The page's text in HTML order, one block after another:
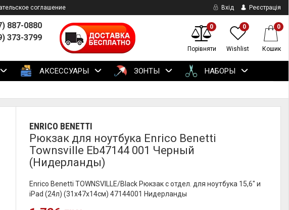
соглашение Вхід Реєстрація
887-0880
373-3799
0
Порівняти
0
Wishlist
0
Кошик
АКСЕССУАРЫ ЗОНТЫ НАБОРЫ
ENRICO BENETTI
Рюкзак для ноутбука Enrico Benetti
Townsville Eb47144 001 Черный
(Нидерланды)
Enrico Benetti TOWNSVILLE/Black Рюкзак с отдел. для ноутбука 15,6" и
iPad (24л) (31x47x14см) 47144001 Нидерланды